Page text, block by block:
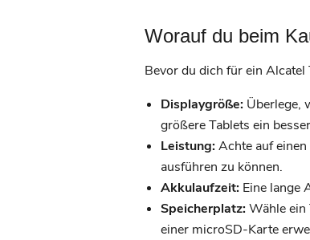
Worauf du beim
Bevor du dich für ein
Displaygröße: Überlege,
größere Tablets ein
Leistung:Achte auf
ausführen zu können.
Akkulaufzeit: Eine lange
Speicherplatz:Wähle ein
einer microSD-Karte